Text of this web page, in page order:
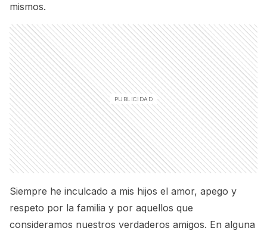
mismos.
Siempre he inculcado a mis hijos el amor, apego y
respeto por la familia y por aquellos que
consideramos nuestros verdaderos amigos. En alguna